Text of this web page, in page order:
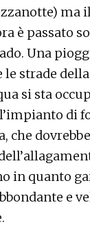
ma
è passato
Una
le strade
si sta
di
che
in quanto
e